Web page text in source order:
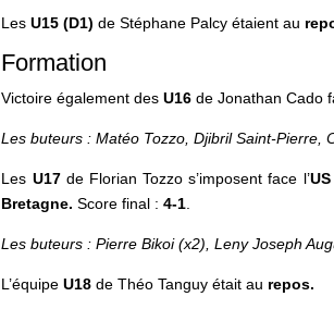
LesU15 (D1) de Stéphane Palcy étaient au
Formation
Victoire également desU16 de Jonathan Cado
Les buteurs : Matéo Tozzo, Djibril Saint-Pierre,
Les U17de Florian Tozzo s’imposent face l’
Bretagne.Score final :4-1.
Les buteurs : Pierre Bikoi (x2), Leny Joseph
L’équipeU18 de Théo Tanguy était au repos.